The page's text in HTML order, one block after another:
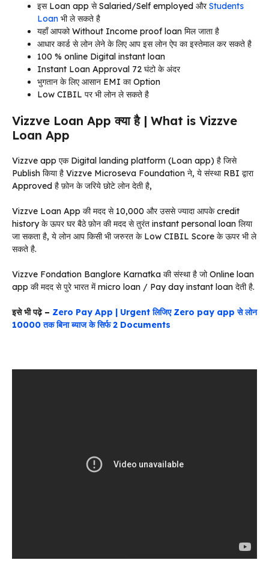
इस Loan app से Salaried/Self employed औरStudents
Loan भी ले सकते है
यहाँ आपको Without Income proof loan मिल जाता है
आधार कार्ड से लोन लेने के लिए आप इस लोन ऐप का इस्तेमाल कर सकते है
100 % online Digital instant loan
Instant Loan Approval 72 घंटो के अंदर
भुगतान के लिए आसान EMI का Option
Low CIBIL पर भी लोन ले सकते है
Vizzve Loan App क्या है | What is Vizzve
Loan App
Vizzve app एक Digital landing platform (Loan app) है जिसे
Publish किया है Vizzve Microseva Foundation ने, ये संस्था RBI द्वारा
Approved है फ़ोन के जरिये छोटे लोन देती है,
Vizzve Loan App की मदद से 10,000 और उससे ज्यादा आपके credit
history के ऊपर घर बैठे फ़ोन की मदद से तुरंत instant personal loan लिया
जा सकता है, ये लोन आप किसी भी जरुरत के Low CIBIL Score के ऊपर भी ले
सकते है.
Vizzve Fondation Banglore Karnatka की संस्था है जो Online loan
app की मदद से पुरे भारत में micro loan / Pay day instant loan देती है.
इसे भी पढ़े – Zero Pay App | Urgent लिजिए Zero pay app से लोन
10000 तक बिना ब्याज के सिर्फ 2 Documents